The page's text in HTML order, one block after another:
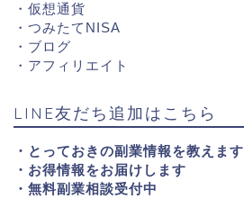
・仮想通貨
・つみたてNISA
・ブログ
・アフィリエイト
LINE友だち追加はこちら
・とっておきの副業情報を教えます
・ お得情報をお届けします
・無料副業相談受付中